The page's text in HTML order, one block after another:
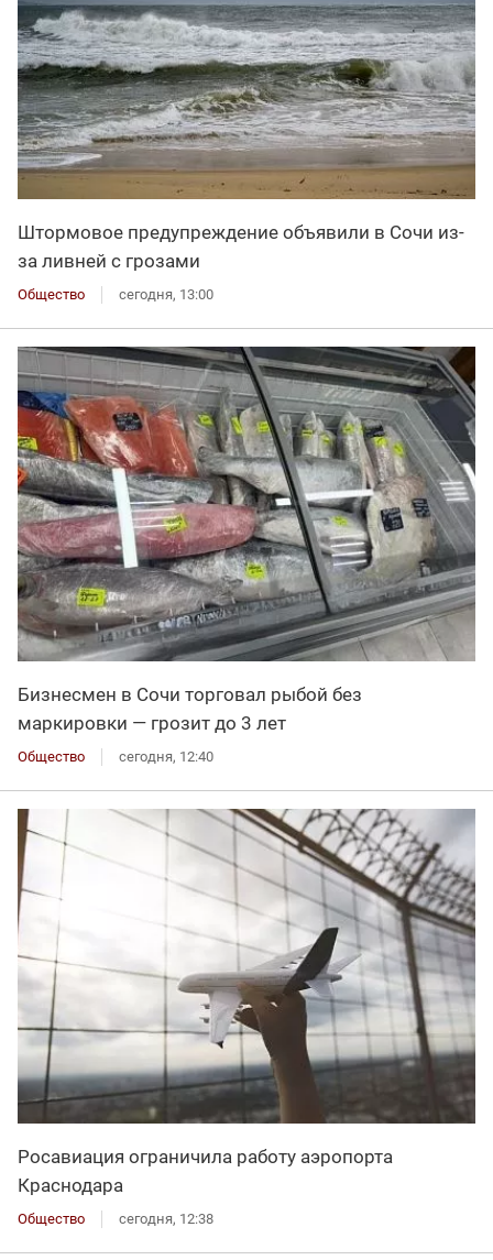
Штормовое предупреждение объявили в Сочи из-
за ливней с грозами
Общество сегодня, 13:00
Бизнесмен в Сочи торговал рыбой без
маркировки — грозит до 3 лет
Общество сегодня, 12:40
Росавиация ограничила работу аэропорта
Краснодара
Общество сегодня, 12:38